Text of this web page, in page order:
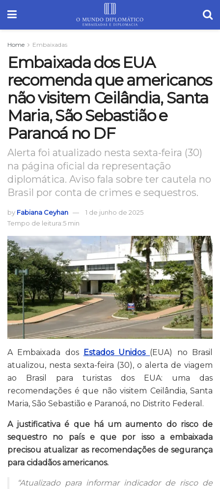
Home Embaixadas
Embaixada dos EUA
recomenda que americanos
não visitem Ceilândia, Santa
Maria, São Sebastião e
Paranoá no DF
Alerta foi atualizado nesta sexta-feira (30)
na página oficial da representação
diplomática. Aviso fala sobre ter cautela no
Brasil por conta de crimes e sequestros.
by Fabiana Ceyhan
1 de junho de 2025
Tempo de leitura:5 min
A Embaixada dos Estados Unidos (EUA) no Brasil
atualizou, nesta sexta-feira (30), o alerta de viagem
ao Brasil para turistas dos EUA: uma das
recomendações é que não visitem Ceilândia, Santa
Maria, São Sebastião e Paranoá, no Distrito Federal.
A justificativa é que há um aumento do risco de
sequestro no país e que por isso a embaixada
precisou atualizar as recomendações de segurança
para cidadãos americanos.
“Atualizado para informar indicador de risco de